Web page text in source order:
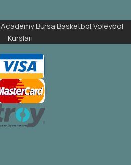
Bursa Basketbol,Voleybol
Kursları